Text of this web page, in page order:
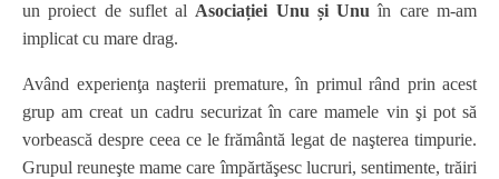
un proiect de suflet al Asociației Unu și Unu în care m-am
implicat cu mare drag.
Având experienţa naşterii premature, în primul rând prin acest
grup am creat un cadru securizat în care mamele vin şi pot să
vorbească despre ceea ce le frământă legat de naşterea timpurie.
Grupul reuneşte mame care împărtăşesc lucruri, sentimente, trăiri